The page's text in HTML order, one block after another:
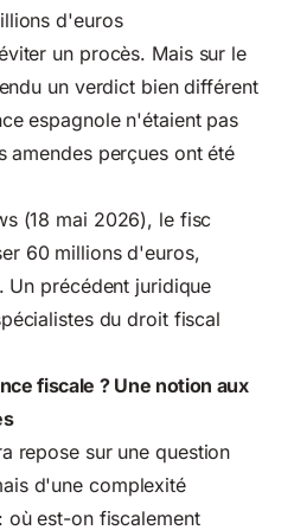
d'euros
un procès. Mais sur le
un verdict bien différent
espagnole n'étaient pas
amendes perçues ont été
(18 mai 2026), le fisc
60 millions d'euros,
Un précédent juridique
du droit fiscal
fiscale ? Une notion aux
repose sur une question
d'une complexité
où est-on fiscalement